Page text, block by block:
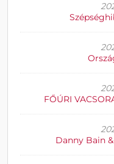
FŐÚRI
Danny Bain